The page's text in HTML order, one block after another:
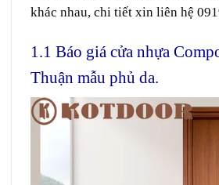
khác nhau, chi tiết xin liên hệ
1.1 Báo giá cửa nhựa
Thuận mẫu phủ da.